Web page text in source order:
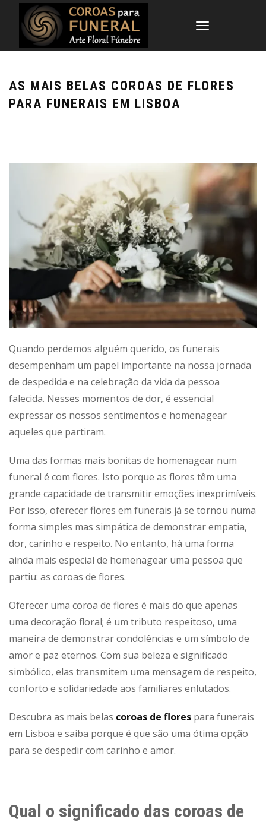
TOGGLE
AS MAIS BELAS COROAS DE FLORES
PARA FUNERAIS EM LISBOA
Quando perdemos alguém querido, os funerais
desempenham um papel importante na nossa jornada
de despedida e na celebração da vida da pessoa
falecida. Nesses momentos de dor, é essencial
expressar os nossos sentimentos e homenagear
aqueles que partiram.
Uma das formas mais bonitas de homenagear num
funeral é com flores. Isto porque as flores têm uma
grande capacidade de transmitir emoções inexprimíveis.
Por isso, oferecer flores em funerais já se tornou numa
forma simples mas simpática de demonstrar empatia,
dor, carinho e respeito. No entanto, há uma forma
ainda mais especial de homenagear uma pessoa que
partiu: as coroas de flores.
Oferecer uma coroa de flores é mais do que apenas
uma decoração floral; é um tributo respeitoso, uma
maneira de demonstrar condolências e um símbolo de
amor e paz eternos. Com sua beleza e significado
simbólico, elas transmitem uma mensagem de respeito,
conforto e solidariedade aos familiares enlutados.
Descubra as mais belas coroas de flores para funerais
em Lisboa e saiba porque é que são uma ótima opção
para se despedir com carinho e amor.
Qual o significado das coroas de